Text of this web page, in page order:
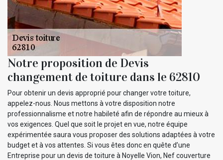
Notre proposition de Devis
changement de toiture dans le 62810
Pour obtenir un devis approprié pour changer votre toiture,
appelez-nous. Nous mettons à votre disposition notre
professionnalisme et notre habileté afin de répondre au mieux à
vos exigences. Quel que soit le projet en vue, notre équipe
expérimentée saura vous proposer des solutions adaptées à votre
budget et à vos attentes. Si vous êtes donc en quête d’une
Entreprise pour un devis de toiture à Noyelle Vion, Nef couverture